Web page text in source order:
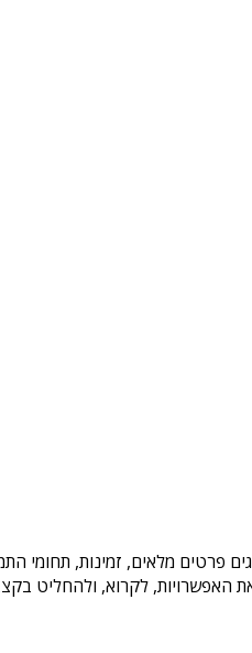
פרטים מלאים, זמינות, תחומי
האפשרויות, לקרוא, ולהחליט